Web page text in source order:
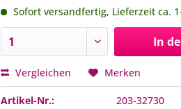
Sofort versandfertig, Lieferzeit ca.
In
Vergleichen Merken
Artikel-Nr.: 203-32730